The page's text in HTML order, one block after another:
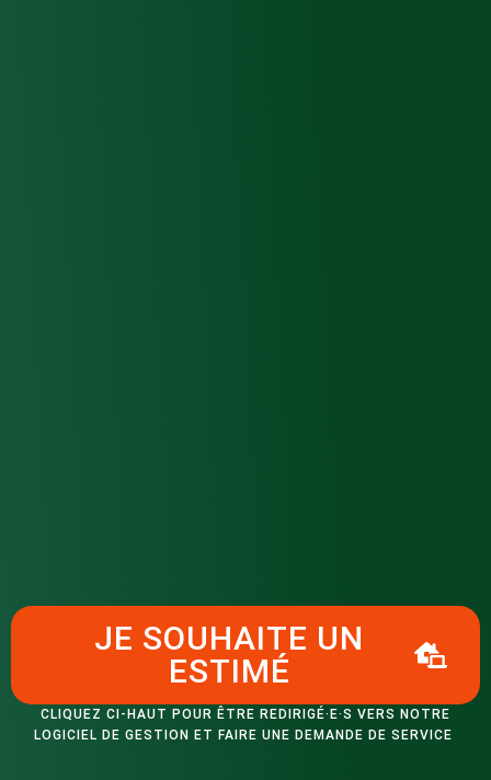
JE SOUHAITE UN
ESTIMÉ
CLIQUEZ CI-HAUT POUR ÊTRE REDIRIGÉ·E·S VERS NOTRE
LOGICIEL DE GESTION ET FAIRE UNE DEMANDE DE SERVICE